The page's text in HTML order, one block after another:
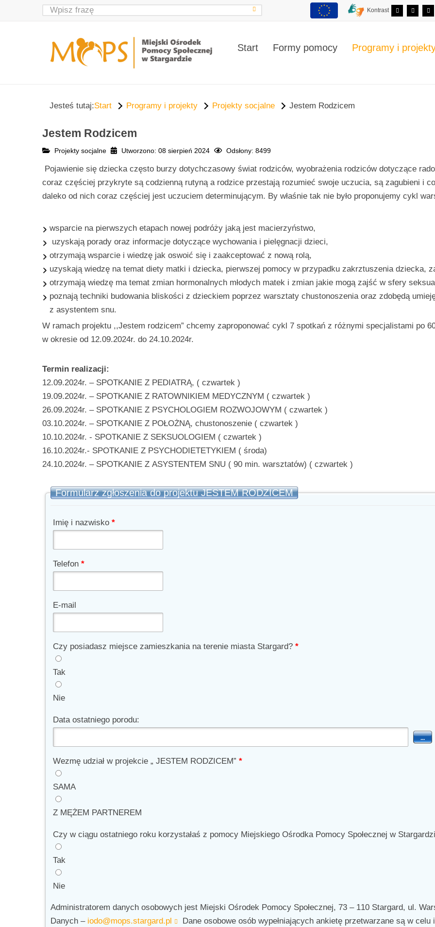
Kontrast
Start Formy pomocy Programy i
Jesteś tutaj:Start Programy i projekty Projekty socjalne Jestem Rodzicem
Jestem Rodzicem
Projekty socjalne Utworzono: 08 sierpień 2024 Odsłony: 8499
Pojawienie się dziecka często burzy dotychczasowy świat rodziców, wyobrażenia rodziców dotyczące
coraz częściej przykryte są codzienną rutyną a rodzice przestają rozumieć swoje uczucia, są zagubieni i
daleko od nich coraz częściej jest uczuciem determinującym. By właśnie tak nie było proponujemy cykl
wsparcie na pierwszych etapach nowej podróży jaką jest macierzyństwo,
uzyskają porady oraz informacje dotyczące wychowania i pielęgnacji dzieci,
otrzymają wsparcie i wiedzę jak oswoić się i zaakceptować z nową rolą,
uzyskają wiedzę na temat diety matki i dziecka, pierwszej pomocy w przypadku zakrztuszenia dziecka,
otrzymają wiedzę ma temat zmian hormonalnych młodych matek i zmian jakie mogą zajść w sfery
poznają techniki budowania bliskości z dzieckiem poprzez warsztaty chustonoszenia oraz zdobędą
z asystentem snu.
W ramach projektu ,,Jestem rodzicem” chcemy zaproponować cykl 7 spotkań z różnymi specjalistami po
w okresie od 12.09.2024r. do 24.10.2024r.
Termin realizacji:
12.09.2024r. – SPOTKANIE Z PEDIATRĄ, ( czwartek )
19.09.2024r. – SPOTKANIE Z RATOWNIKIEM MEDYCZNYM ( czwartek )
26.09.2024r. – SPOTKANIE Z PSYCHOLOGIEM ROZWOJOWYM ( czwartek )
03.10.2024r. – SPOTKANIE Z POŁOŻNĄ, chustonoszenie ( czwartek )
10.10.2024r. - SPOTKANIE Z SEKSUOLOGIEM ( czwartek )
16.10.2024r.- SPOTKANIE Z PSYCHODIETETYKIEM ( środa)
24.10.2024r. – SPOTKANIE Z ASYSTENTEM SNU ( 90 min. warsztatów) ( czwartek )
Formularz zgłoszenia do projektu JESTEM RODZICEM
Imię i nazwisko *
Telefon *
E-mail
Czy posiadasz miejsce zamieszkania na terenie miasta Stargard? *
Tak
Nie
Data ostatniego porodu:
...
Wezmę udział w projekcie „ JESTEM RODZICEM” *
SAMA
Z MĘŻEM PARTNEREM
Czy w ciągu ostatniego roku korzystałaś z pomocy Miejskiego Ośrodka Pomocy Społecznej w
Tak
Nie
Administratorem danych osobowych jest Miejski Ośrodek Pomocy Społecznej, 73 – 110 Stargard, ul.
Danych – iodo@mops.stargard.pl
Dane osobowe osób wypełniających ankietę przetwarzane są w